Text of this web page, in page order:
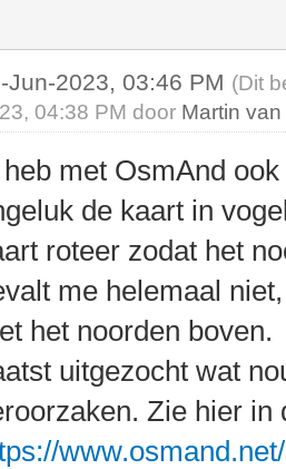
Jun-2023, 03:46 PM (Dit
04:38 PM door Martin
heb met OsmAnd
de kaart in
roteer zodat het
me helemaal
het noorden boven.
uitgezocht wat
Zie hier in